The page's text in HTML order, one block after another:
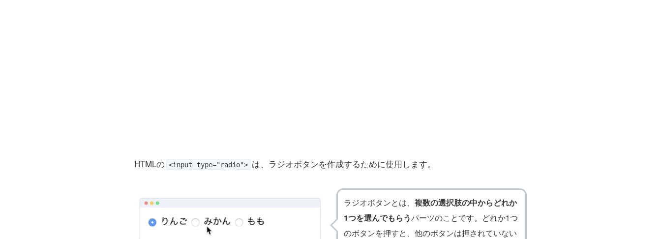
HTMLの <input type="radio"> は、ラジオボタンを作成するために使用します。
ラジオボタンとは、 複数の選択肢の中からどれか
1つを選んでもらうパーツのことです。どれか1つ
のボタンを押すと、他のボタンは押されていない